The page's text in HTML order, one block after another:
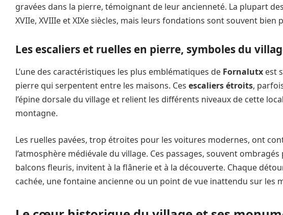
gravées dans la pierre, témoignant de leur ancienneté. La plupart
XVIIe, XVIIIe et XIXe siècles, mais leurs fondations sont souvent bien
Les escaliers et ruelles en pierre, symboles du
L’une des caractéristiques les plus emblématiques de Fornalutx est
pierre qui serpentent entre les maisons. Ces escaliers étroits,
l’épine dorsale du village et relient les différents niveaux de cette
montagne.
Les ruelles pavées, trop étroites pour les voitures modernes, ont
l’atmosphère médiévale du village. Ces passages, souvent
balcons fleuris, invitent à la flânerie et à la découverte. Chaque
cachée, une fontaine ancienne ou un point de vue inattendu sur les